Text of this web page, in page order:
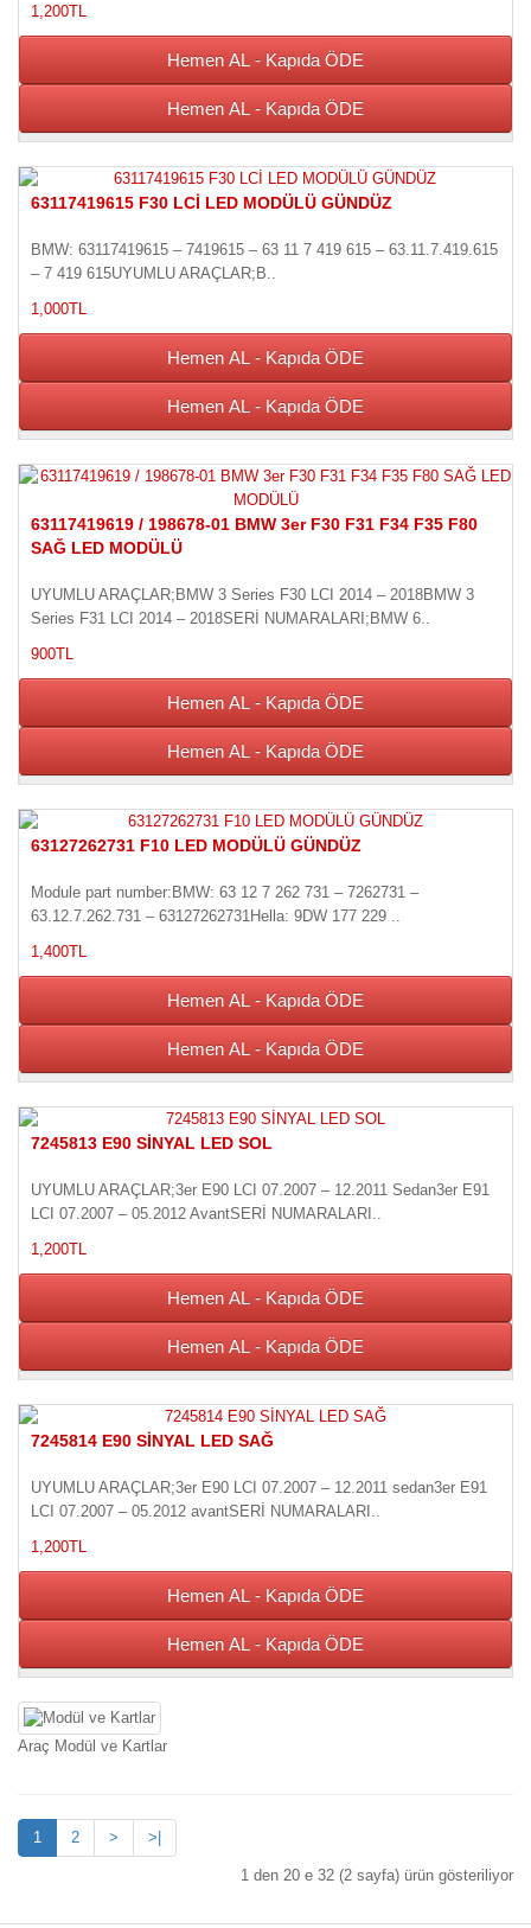
1,200TL
Hemen AL - Kapıda ÖDE
Hemen AL - Kapıda ÖDE
63117419615 F30 LCİ LED MODÜLÜ GÜNDÜZ
BMW: 63117419615 – 7419615 – 63 11 7 419 615 – 63.11.7.419.615
– 7 419 615UYUMLU ARAÇLAR;B..
1,000TL
Hemen AL - Kapıda ÖDE
Hemen AL - Kapıda ÖDE
63117419619 / 198678-01 BMW 3er F30 F31 F34 F35 F80
SAĞ LED MODÜLÜ
UYUMLU ARAÇLAR;BMW 3 Series F30 LCI 2014 – 2018BMW 3
Series F31 LCI 2014 – 2018SERİ NUMARALARI;BMW 6..
900TL
Hemen AL - Kapıda ÖDE
Hemen AL - Kapıda ÖDE
63127262731 F10 LED MODÜLÜ GÜNDÜZ
Module part number:BMW: 63 12 7 262 731 – 7262731 –
63.12.7.262.731 – 63127262731Hella: 9DW 177 229 ..
1,400TL
Hemen AL - Kapıda ÖDE
Hemen AL - Kapıda ÖDE
7245813 E90 SİNYAL LED SOL
UYUMLU ARAÇLAR;3er E90 LCI 07.2007 – 12.2011 Sedan3er E91
LCI 07.2007 – 05.2012 AvantSERİ NUMARALARI..
1,200TL
Hemen AL - Kapıda ÖDE
Hemen AL - Kapıda ÖDE
7245814 E90 SİNYAL LED SAĞ
UYUMLU ARAÇLAR;3er E90 LCI 07.2007 – 12.2011 sedan3er E91
LCI 07.2007 – 05.2012 avantSERİ NUMARALARI..
1,200TL
Hemen AL - Kapıda ÖDE
Hemen AL - Kapıda ÖDE
Araç Modül ve Kartlar
1 2 > >|
1 den 20 e 32 (2 sayfa) ürün gösteriliyor